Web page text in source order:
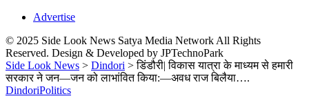
Advertise
© 2025 Side Look News Satya Media Network All Rights
Reserved. Design & Developed by JPTechnoPark
Side Look News > Dindori >डिंडौरी| विकास यात्रा के माध्यम से हमारी
सरकार ने जन—जन को लाभांवित किया:—अवध राज बिलैया….
DindoriPolitics